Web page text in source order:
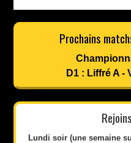
Prochains
D1 : Liffré A -
Lundi soir (une semaine